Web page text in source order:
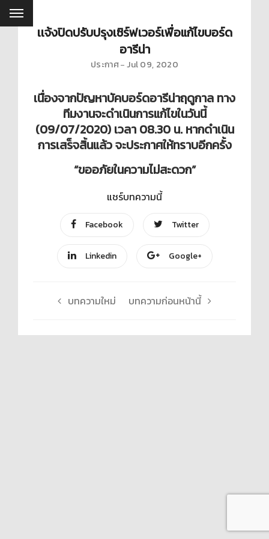
เเจ้งปิดปรับปรุงเซิร์ฟเวอร์เพื่อแก้ไขบอร์ด
อารีน่า
ประกาศ Jul 09, 2020
เนื่องจากปัญหาบัคบอร์ดอารีน่าฤดูกาล ทาง
ทีมงานจะดำเนินการแก้ไขในวันนี้
(09/07/2020) เวลา 08.30 น. หากดำเนิน
การเสร็จสิ้นแล้ว จะประกาศให้ทราบอีกครั้ง
“ขออภัยในความไม่สะดวก”
แชร์บทความนี้
Facebook Twitter
Linkedin Google+
บทความใหม่ บทความก่อนหน้านี้